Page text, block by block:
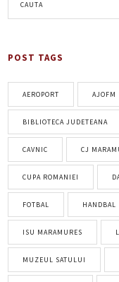
POST TAGS
AEROPORT AJOFM
BIBLIOTECA JUDETEANA
CAVNIC CJ
CUPA ROMANIEI
FOTBAL HANDBAL
ISU MARAMURES
MUZEUL SATULUI